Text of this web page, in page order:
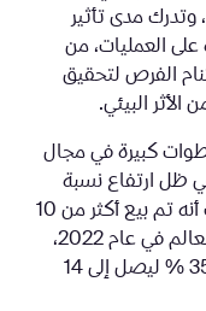
وتدرك مدى تأثير
على العمليات، من
الفرص لتحقيق
البيئي.
كبيرة في مجال
في ظل ارتفاع نسبة
المبيعات العالمية، وتكشف الإحصائيات أنه تم بيع أكثر من 10
ملايين سيارة كهربائية في جميع أنحاء العالم في عام 2022،
ومن المتوقع أن ينمو هذا الرقم بنسبة 35 % ليصل إلى 14